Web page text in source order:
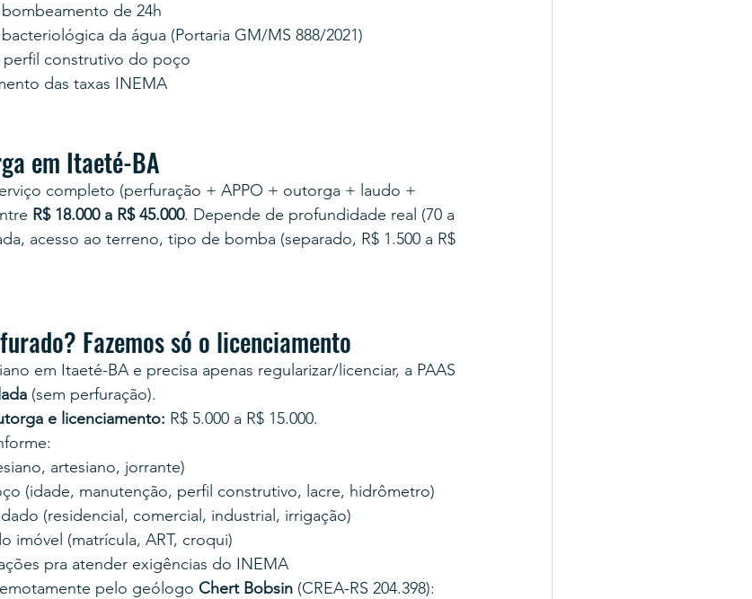
de 24h
da água (Portaria GM/MS 888/2021)
construtivo do poço
das taxas INEMA
em Itaeté-BA
completo (perfuração + APPO + outorga + laudo +
R$ 18.000 a R$ 45.000. Depende de profundidade real (70 a
acesso ao terreno, tipo de bomba (separado, R$ 1.500 a R$
Fazemos só o licenciamento
em Itaeté-BA e precisa apenas regularizar/licenciar, a PAAS
(sem perfuração).
e licenciamento: R$ 5.000 a R$ 15.000.
artesiano, jorrante)
(idade, manutenção, perfil construtivo, lacre, hidrômetro)
(residencial, comercial, industrial, irrigação)
imóvel (matrícula, ART, croqui)
pra atender exigências do INEMA
pelo geólogo Chert Bobsin (CREA-RS 204.398):